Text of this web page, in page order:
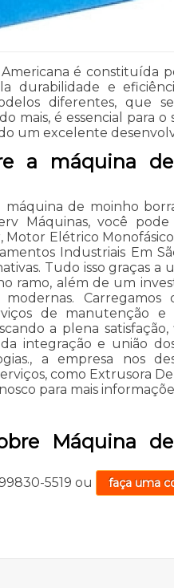
é constituída
durabilidade e
diferentes, que
mais, é essencial para
um excelente
a máquina
de moinho
Máquinas, você
Motor Elétrico
Industriais Em
Tudo isso graças a
ramo, além de um
de manutenção e
a plena satisfação,
integração e união
a empresa nos
como Extrusora
para mais
Máquina
99830-5519 ou faça uma